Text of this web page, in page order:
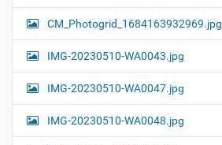
CM_Photogrid_1684163932969.jpg
IMG-20230510-WA0043.jpg
IMG-20230510-WA0047.jpg
IMG-20230510-WA0048.jpg